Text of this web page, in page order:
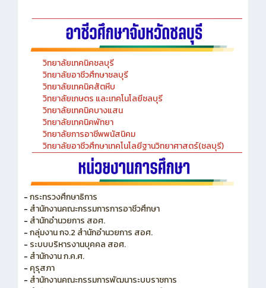
วิทยาลัยเทคนิคชลบุรี
วิทยาลัยอาชีวศึกษาชลบุรี
วิทยาลัยเทคนิคสัตหีบ
วิทยาลัยเกษตร และเทคโนโลยีชลบุรี
วิทยาลัยเทคนิคบางแสน
วิทยาลัยเทคนิคพัทยา
วิทยาลัยการอาชีพพนัสนิคม
วิทยาลัยอาชีวศึกษาเทคโนโลยีฐานวิทยาศาสตร์(ชลบุรี)
- กระทรวงศึกษาธิการ
- สำนักงานคณะกรรมการการอาชีวศึกษา
- สำนักอำนวยการ สอศ.
- กลุ่มงาน กจ.2 สำนักอำนวยการ สอศ.
- ระบบบริหารงานบุคคล สอศ.
- สำนักงาน ก.ค.ศ.
- คุรุสภา